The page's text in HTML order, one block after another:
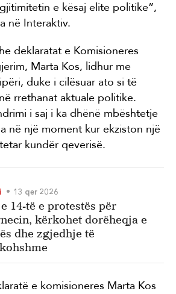
e kësaj elite politike”,
në Interaktiv.
deklaratat e Komisioneres
Marta Kos, lidhur me
duke i cilësuar ato si të
rrethanat aktuale politike.
i saj i ka dhënë mbështetje
në një moment kur ekziston një
kundër qeverisë.
13 qer 2026
14-të e protestës për
kërkohet dorëheqja e
dhe zgjedhje të
e komisioneres Marta Kos